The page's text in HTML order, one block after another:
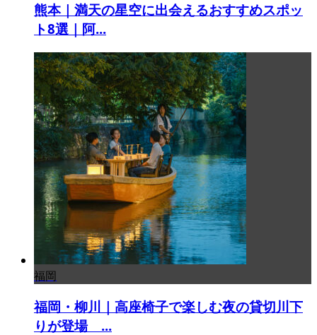
熊本｜満天の星空に出会えるおすすめスポッ
ト8選｜阿...
福岡
福岡・柳川｜高座椅子で楽しむ夜の貸切川下
りが登場 ...